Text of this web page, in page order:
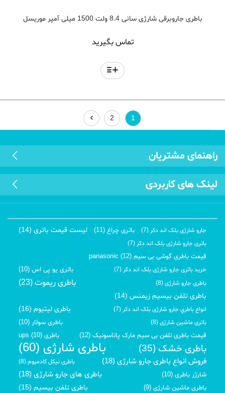
باطری جاروبرقی شارژی سانی 8.4 ولت 1500 میلی آمپر موریسل
تماس بگیرید
1
2
راهنمای مشتریان
لینک های کاربردی
جارو شارژی بلک اند دکر (7) باتری چراغ (11) لیست قیمت باتری (14)
باتری جارو شارژی بلک اند دکر (7)
قیمت باطری گوشی بی سیم panasonic (12)
خرید باتری جارو شارژی بلک اند دکر (7) باتری یو پی اس (10)
باطری جارو شارژی (8) باطری ریموت (23)
باطری تلفن بیسیم زیمنس (14)
انواع باطري جارو شارژی بلک اند دکر (7) باطری لیتیوم (16)
باتری ماشین شارژی (8)
باطری سولار (10)
قیمت باطری تلفن بی سیم مارک پاناسونیک (12)
باطری ups (10)
باطری خشک (35) باطری شارژی (60)
فروش انواع باطری جارو شارژی (18) باطری نیکل کادمیوم (8)
شارژر باطری (10) باطری های جارو شارژی (18)
باطری ماشین شارژی (9) باطری تلفن بیسیم (15)